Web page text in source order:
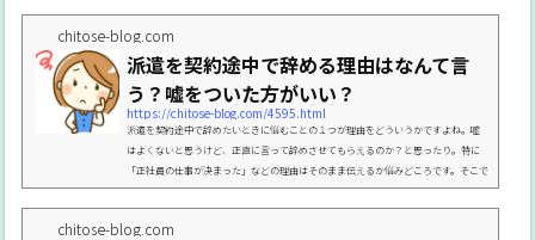
chitose-blog.com
派遣を契約途中で辞める理由はなんて言
う？嘘をついた方がいい？
https://chitose-blog.com/4595.html
派遣を契約途中で辞めたいときに悩むことの１つが理由をどういうかですよね。嘘
はよくないと思うけど、正直に言って辞めさせてもらえるのか？と思ったり。特に
「正社員の仕事が決まった」などの理由はそのまま伝えるか悩みどころです。そこで
今回は派遣を契約途中で辞めるときの理由についてお話しますね。PICK UP▼派遣
を辞めるのが契約途中の時に悩むことまとめ▼派遣を契約途中で辞める方法、理由
やタイミングを徹底解説【体験談】派遣を契約途中で辞める理由は何て言う？まず、
chitose-blog.com